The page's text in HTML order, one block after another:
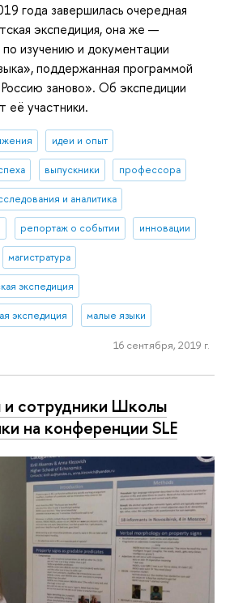
года завершилась очередная
экспедиция, она же —
изучению и документации
поддержанная программой
заново». Об экспедиции
её участники.
идеи и опыт
выпускники профессора
и аналитика
репортаж о событии инновации
магистратура
экспедиция
экспедиция малые языки
16 сентября, 2019 г.
и сотрудники Школы
на конференции SLE